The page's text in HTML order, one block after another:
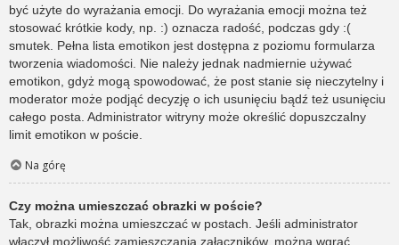
być użyte do wyrażania emocji. Do wyrażania emocji można też
stosować krótkie kody, np. :) oznacza radość, podczas gdy :(
smutek. Pełna lista emotikon jest dostępna z poziomu formularza
tworzenia wiadomości. Nie należy jednak nadmiernie używać
emotikon, gdyż mogą spowodować, że post stanie się nieczytelny i
moderator może podjąć decyzję o ich usunięciu bądź też usunięciu
całego posta. Administrator witryny może określić dopuszczalny
limit emotikon w poście.
Na górę
Czy można umieszczać obrazki w poście?
Tak, obrazki można umieszczać w postach. Jeśli administrator
włączył możliwość zamieszczania załączników, można wgrać